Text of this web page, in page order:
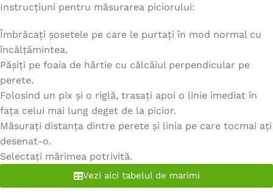
Instrucțiuni pentru măsurarea piciorului:
Îmbrăcați șosetele pe care le purtați în mod normal cu
încălțămintea.
Pășiți pe foaia de hârtie cu călcâiul perpendicular pe
perete.
Folosind un pix și o riglă, trasați apoi o linie imediat în
fața celui mai lung deget de la picior.
Măsurați distanța dintre perete și linia pe care tocmai ați
desenat-o.
Selectați mărimea potrivită.
Vezi aici tabelul de marimi